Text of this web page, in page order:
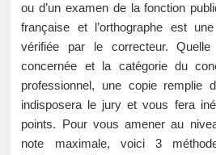
ou d’un examen de la fonction
française et l’orthographe est
vérifiée par le correcteur.
concernée et la catégorie du
professionnel, une copie remplie
indisposera le jury et vous fera
points. Pour vous amener au
note maximale, voici 3